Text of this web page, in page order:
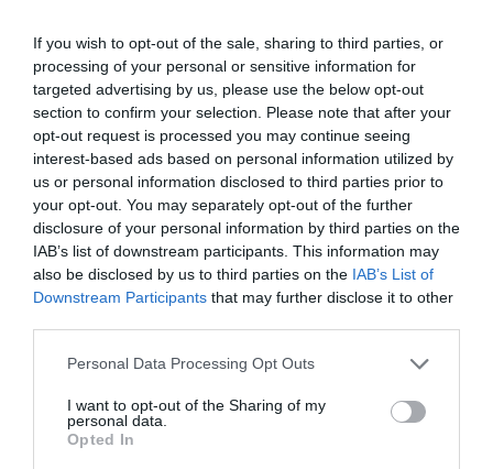
If you wish to opt-out of the sale, sharing to third parties, or
processing of your personal or sensitive information for
targeted advertising by us, please use the below opt-out
section to confirm your selection. Please note that after your
opt-out request is processed you may continue seeing
interest-based ads based on personal information utilized by
us or personal information disclosed to third parties prior to
your opt-out. You may separately opt-out of the further
disclosure of your personal information by third parties on the
IAB’s list of downstream participants. This information may
also be disclosed by us to third parties on the IAB’s List of
Downstream Participants that may further disclose it to other
Personal Data Processing Opt Outs
I want to opt-out of the Sharing of my
personal data.
Opted In
Índex2P
Cádiz CF
Macron
Añadir 2Playbook
como fuente preferida de Google
de forma gratuita
Mantente informado con las últimas noticias de actualidad.
ACTIVAR AHORA
Compartir
Imprimir